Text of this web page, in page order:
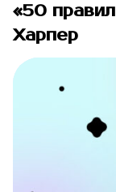
«50
Харпер